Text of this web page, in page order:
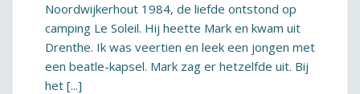
Noordwijkerhout 1984, de liefde ontstond op
camping Le Soleil. Hij heette Mark en kwam uit
Drenthe. Ik was veertien en leek een jongen met
een beatle-kapsel. Mark zag er hetzelfde uit. Bij
het [...]